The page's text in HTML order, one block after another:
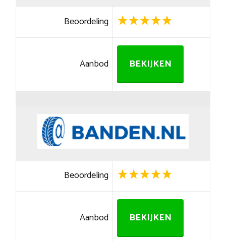
Beoordeling
Aanbod BEKIJKEN
Beoordeling
Aanbod BEKIJKEN